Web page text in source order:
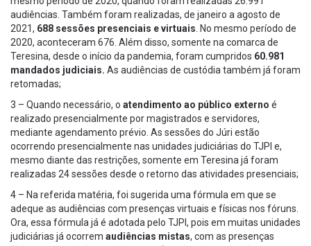
audiências. Também foram realizadas, de janeiro a agosto de
2021, 688 sessões presenciais e virtuais . No mesmo período de
2020, aconteceram 676. Além disso, somente na comarca de
Teresina, desde o início da pandemia, foram cumpridos 60.981
mandados judiciais. As audiências de custódia também já foram
retomadas;
3 – Quando necessário, o atendimento ao público externo é
realizado presencialmente por magistrados e servidores,
mediante agendamento prévio. As sessões do Júri estão
ocorrendo presencialmente nas unidades judiciárias do TJPI e,
mesmo diante das restrições, somente em Teresina já foram
realizadas 24 sessões desde o retorno das atividades presenciais;
4 – Na referida matéria, foi sugerida uma fórmula em que se
adeque as audiências com presenças virtuais e físicas nos fóruns.
Ora, essa fórmula já é adotada pelo TJPI, pois em muitas unidades
judiciárias já ocorrem audiências mistas, com as presenças